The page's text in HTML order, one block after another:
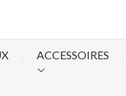
ACCESSOIRES